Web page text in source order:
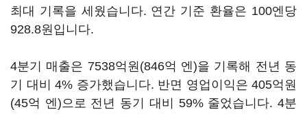
최대 기록을 세웠습니다. 연간 기준 환율은 100엔당
928.8원입니다.
4분기 매출은 7538억원(846억 엔)을 기록해 전년 동
기 대비 4% 증가했습니다. 반면 영업이익은 405억원
(45억 엔)으로 전년 동기 대비 59% 줄었습니다. 4분